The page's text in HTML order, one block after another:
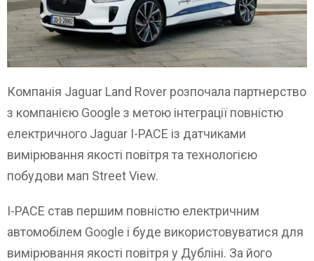
Компанія Jaguar Land Rover розпочала партнерство
з компанією Google з метою інтеграції повністю
електричного Jaguar I-PACE із датчиками
вимірювання якості повітря та технологією
побудови мап Street View.
I-PACE став першим повністю електричним
автомобілем Google і буде використовуватися для
вимірювання якості повітря у Дубліні. За його